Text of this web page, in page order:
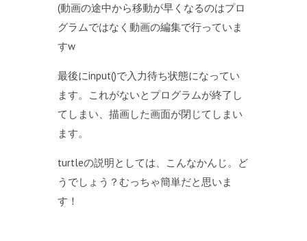
(動画の途中から移動が早くなるのはプロ
グラムではなく動画の編集で行っていま
すw
最後にinput()で入力待ち状態になってい
ます。これがないとプログラムが終了し
てしまい、描画した画面が閉じてしまい
ます。
turtleの説明としては、こんなかんじ。ど
うでしょう？むっちゃ簡単だと思いま
す！